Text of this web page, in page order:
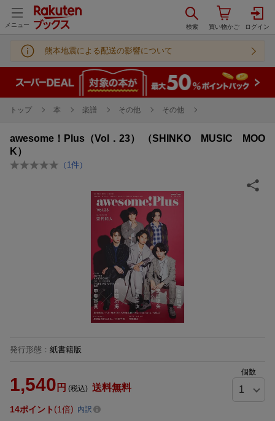
メニュー
熊本地震による配送の影響について
トップ 本 楽譜 その他 その他
awesome！Plus（Vol．23） （SHINKO MUSIC MOO
K）
（ 1 件）
発行形態 ： 紙書籍版
1,540 円 (税込) 送料無料
個数
14ポイント 1倍 内訳